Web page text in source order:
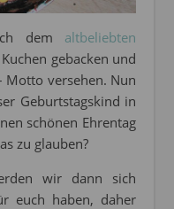
dem altbeliebten
gebacken und
Motto versehen. Nun
Geburtstagskind in
schönen Ehrentag
zu glauben?
wir dann sich
euch haben, daher